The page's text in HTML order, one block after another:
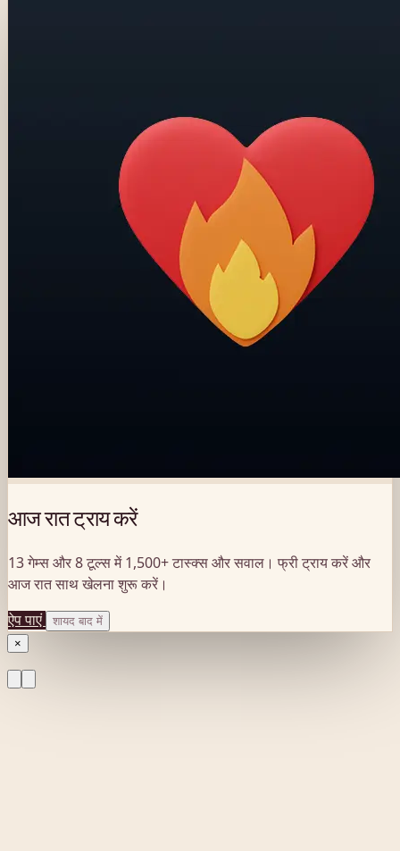
आज रात ट्राय करें
13 गेम्स और 8 टूल्स में 1,500+ टास्क्स और सवाल। फ्री ट्राय करें और
आज रात साथ खेलना शुरू करें।
ऐप पाएं
शायद बाद में
×